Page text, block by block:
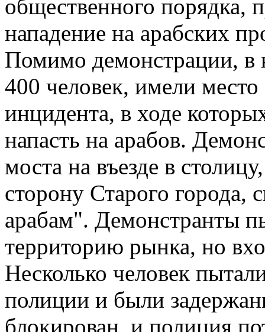
общественного порядка,
нападение на арабских
Помимо демонстрации, в
400 человек, имели
инцидента, в ходе
напасть на арабов.
моста на въезде в
сторону Старого города,
арабам". Демонстранты
территорию рынка, но
Несколько человек
полиции и были
блокирован, и полиция